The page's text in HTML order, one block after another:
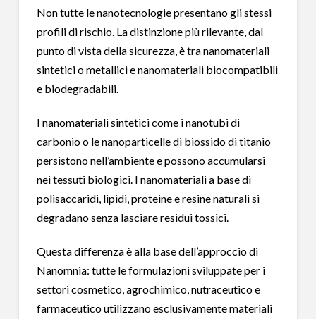
Non tutte le nanotecnologie presentano gli stessi
profili di rischio. La distinzione più rilevante, dal
punto di vista della sicurezza, è tra nanomateriali
sintetici o metallici e nanomateriali biocompatibili
e biodegradabili.
I nanomateriali sintetici come i nanotubi di
carbonio o le nanoparticelle di biossido di titanio
persistono nell’ambiente e possono accumularsi
nei tessuti biologici. I nanomateriali a base di
polisaccaridi, lipidi, proteine e resine naturali si
degradano senza lasciare residui tossici.
Questa differenza è alla base dell’approccio di
Nanomnia: tutte le formulazioni sviluppate per i
settori cosmetico, agrochimico, nutraceutico e
farmaceutico utilizzano esclusivamente materiali